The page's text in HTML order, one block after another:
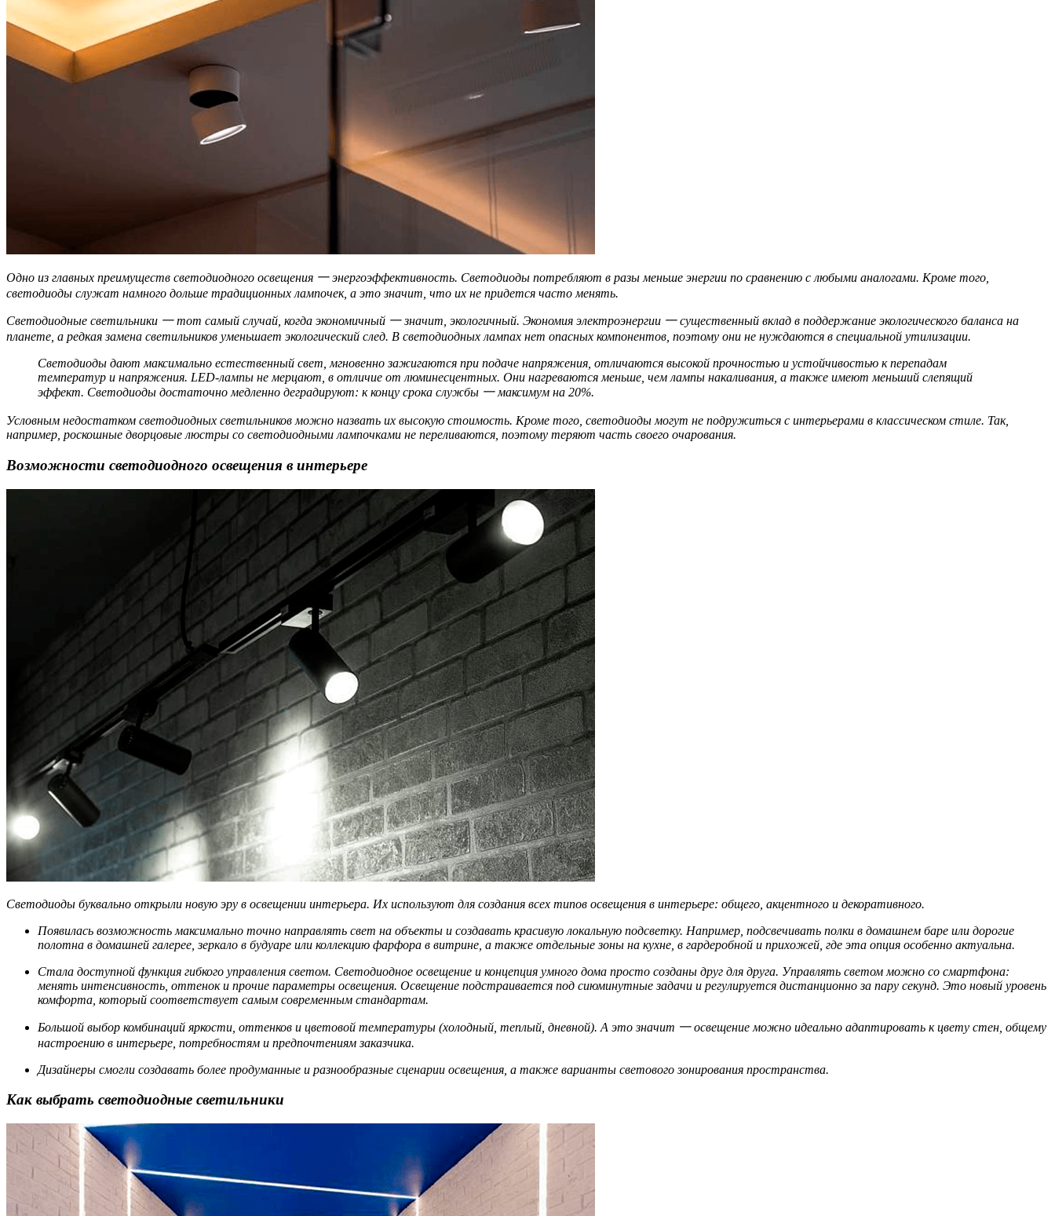
Одно из главных преимуществ светодиодного освещения 一 энергоэффективность. Светодиоды потребляют в разы меньше энергии по сравнению с любыми аналогами. Кроме того,
светодиоды служат намного дольше традиционных лампочек, а это значит, что их не придется часто менять.
Светодиодные светильники 一 тот самый случай, когда экономичный 一 значит, экологичный. Экономия электроэнергии 一 существенный вклад в поддержание экологического баланса на
планете, а редкая замена светильников уменьшает экологический след. В светодиодных лампах нет опасных компонентов, поэтому они не нуждаются в специальной утилизации.
Светодиоды дают максимально естественный свет, мгновенно зажигаются при подаче напряжения, отличаются высокой прочностью и устойчивостью к перепадам
температур и напряжения. LED-лампы не мерцают, в отличие от люминесцентных. Они нагреваются меньше, чем лампы накаливания, а также имеют меньший слепящий
эффект. Светодиоды достаточно медленно деградируют: к концу срока службы 一 максимум на 20%.
Условным недостатком светодиодных светильников можно назвать их высокую стоимость. Кроме того, светодиоды могут не подружиться с интерьерами в классическом стиле. Так,
например, роскошные дворцовые люстры со светодиодными лампочками не переливаются, поэтому теряют часть своего очарования.
Возможности светодиодного освещения в интерьере
Светодиоды буквально открыли новую эру в освещении интерьера. Их используют для создания всех типов освещения в интерьере: общего, акцентного и декоративного.
Появилась возможность максимально точно направлять свет на объекты и создавать красивую локальную подсветку. Например, подсвечивать полки в домашнем баре или дорогие
полотна в домашней галерее, зеркало в будуаре или коллекцию фарфора в витрине, а также отдельные зоны на кухне, в гардеробной и прихожей, где эта опция особенно актуальна.
Стала доступной функция гибкого управления светом. Светодиодное освещение и концепция умного дома просто созданы друг для друга. Управлять светом можно со смартфона:
менять интенсивность, оттенок и прочие параметры освещения. Освещение подстраивается под сиюминутные задачи и регулируется дистанционно за пару секунд. Это новый уровень
комфорта, который соответствует самым современным стандартам.
Большой выбор комбинаций яркости, оттенков и цветовой температуры (холодный, теплый, дневной). А это значит 一 освещение можно идеально адаптировать к цвету стен, общему
настроению в интерьере, потребностям и предпочтениям заказчика.
Дизайнеры смогли создавать более продуманные и разнообразные сценарии освещения, а также варианты светового зонирования пространства.
Как выбрать светодиодные светильники